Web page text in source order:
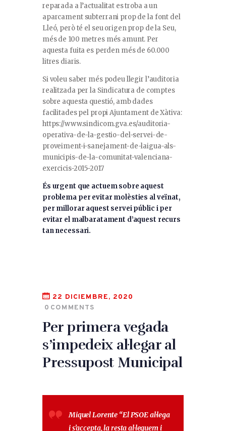
reparada a l’actualitat es troba a un
aparcament subterrani prop de la font del
Lleó, però té el seu origen prop de la Seu,
més de 100 metres més amunt. Per
aquesta fuita es perden més de 60.000
litres diaris.
Si voleu saber més podeu llegir l’auditoria
realitzada per la Sindicatura de comptes
sobre aquesta questió, amb dades
facilitades pel propi Ajuntament de Xàtiva:
https://www.sindicom.gva.es/auditoria-
operativa-de-la-gestio-del-servei-de-
proveiment-i-sanejament-de-laigua-als-
municipis-de-la-comunitat-valenciana-
exercicis-2015-2017
És urgent que actuem sobre aquest
problema per evitar molèsties al veïnat,
per millorar aquest servei públic i per
evitar el malbaratament d’aquest recurs
tan necessari.
22 DICIEMBRE, 2020
0 COMMENTS
Per primera vegada
s’impedeix al·legar al
Pressupost Municipal
Miquel Lorente “El PSOE al·lega
i s’accepta, la resta al·leguem i